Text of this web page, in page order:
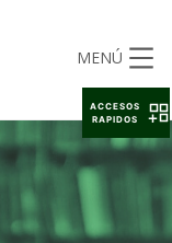
MENÚ
ACCESOS
RAPIDOS